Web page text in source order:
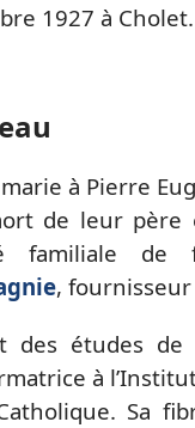
1927 à Cholet.
à Pierre
de leur père
familiale
,
des études
à
Sa